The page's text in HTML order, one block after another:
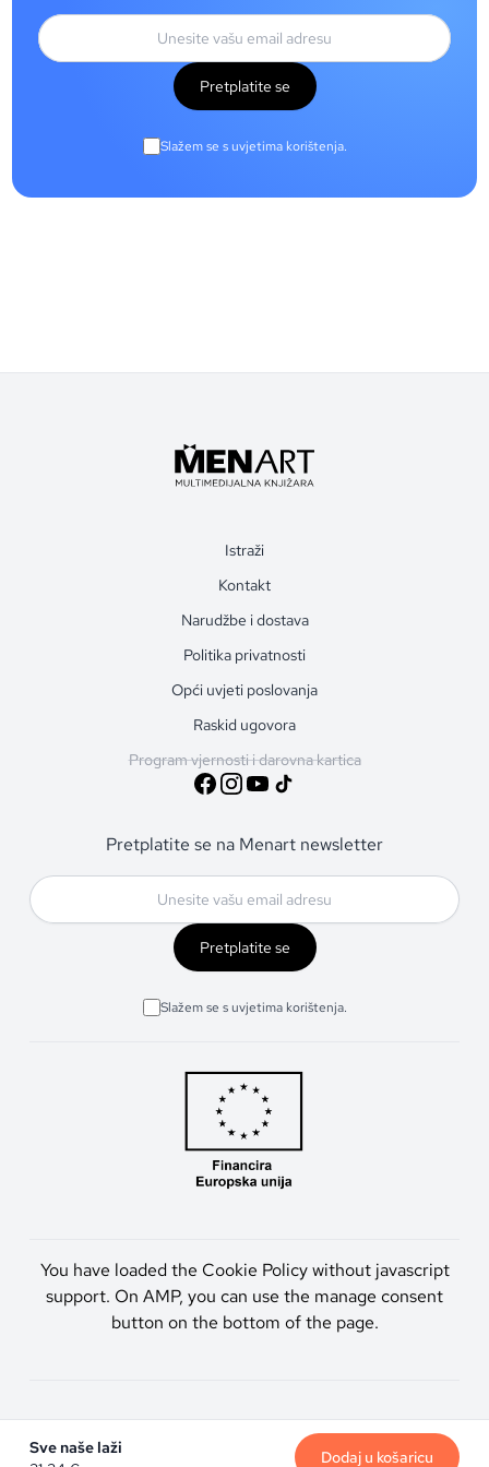
Pretplatite se
Slažem se s uvjetima korištenja.
Sve naše laži
Dodaj u košaricu
Istraži
Kontakt
Narudžbe i dostava
Politika privatnosti
Opći uvjeti poslovanja
Raskid ugovora
Program vjernosti i darovna kartica
Pretplatite se na Menart newsletter
Pretplatite se
Slažem se s uvjetima korištenja.
You have loaded the Cookie Policy without javascript
support. On AMP, you can use the manage consent
button on the bottom of the page.
Artmen d.o.o. © 2026. Sva prava pridržana.